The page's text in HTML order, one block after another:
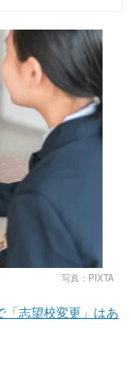
写真：PIXTA
「志望校変更」はあ